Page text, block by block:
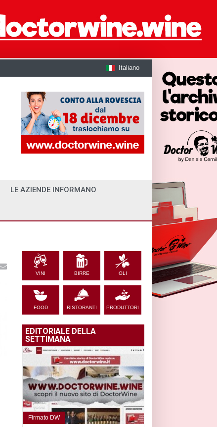
Italiano
LE AZIENDE INFORMANO
VINI BIRRE OLI
FOOD RISTORANTI PRODUTTORI
EDITORIALE DELLA
SETTIMANA
Firmato DW